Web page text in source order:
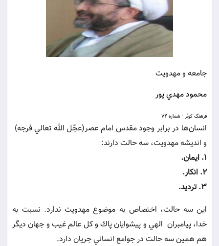
جامعه و مهدويت
محمود مهدي پور
فرهنگ كوثر - شماره 74
انسان‌ها در برابر وجود مقدس امام عصر(عجّل الله تعالي فرجه)
و انديشه مهدويت، سه حالت دارند:
1. ايمان.
2. انكار.
3. ترديد.
اين سه حالت، اختصاص به موضوع مهدويت ندارد. نسبت به
خدا، پيامبران الهي و پيشوايان پاك و كل عالم غيب و جهان ديگر
هم همين سه حالت در جوامع انساني جريان دارد.